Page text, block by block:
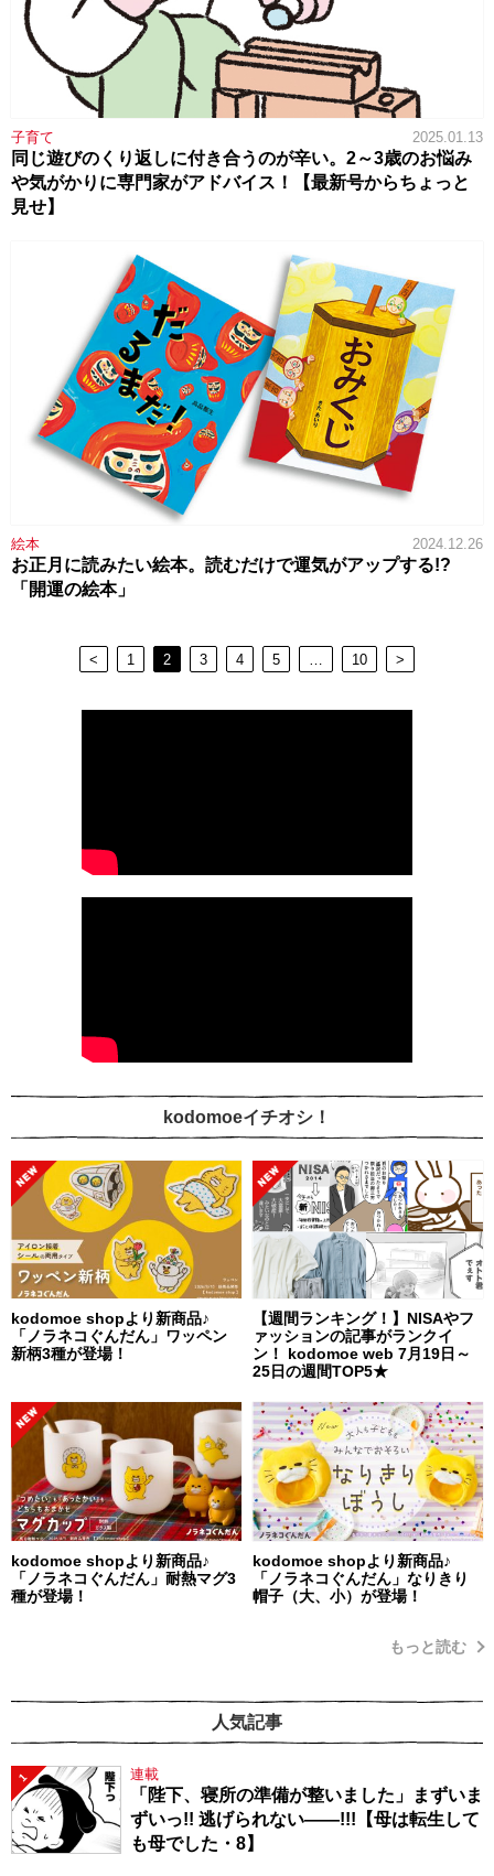
子育て 2025.01.13
同じ遊びのくり返しに付き合うのが辛い。2～3歳のお悩み
や気がかりに専門家がアドバイス！【最新号からちょっと
見せ】
絵本 2024.12.26
お正月に読みたい絵本。読むだけで運気がアップする!?
「開運の絵本」
< 1 2 3 4 5 10 >
kodomoeイチオシ！
kodomoe shopより新商品♪
「ノラネコぐんだん」ワッペン
新柄3種が登場！
【週間ランキング！】NISAやフ
ァッションの記事がランクイ
ン！ kodomoe web 7月19日～
25日の週間TOP5★
kodomoe shopより新商品♪
「ノラネコぐんだん」耐熱マグ3
種が登場！
kodomoe shopより新商品♪
「ノラネコぐんだん」なりきり
帽子（大、小）が登場！
もっと読む
人気記事
1 連載
「陛下、寝所の準備が整いました」まずいま
ずいっ!! 逃げられない――!!!【母は転生して
も母でした・8】